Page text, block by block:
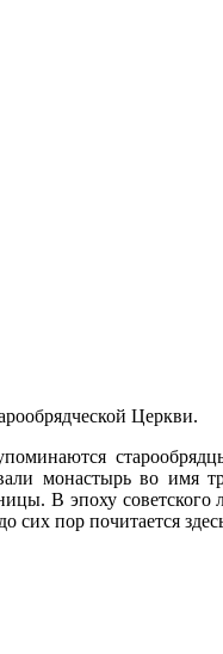
Церкви.
монастырь во имя
В эпоху
пор почитается